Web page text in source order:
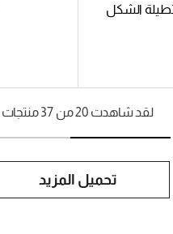
الشكل
لقد شاهدت 20 من 37 منتجات
تحميل المزيد